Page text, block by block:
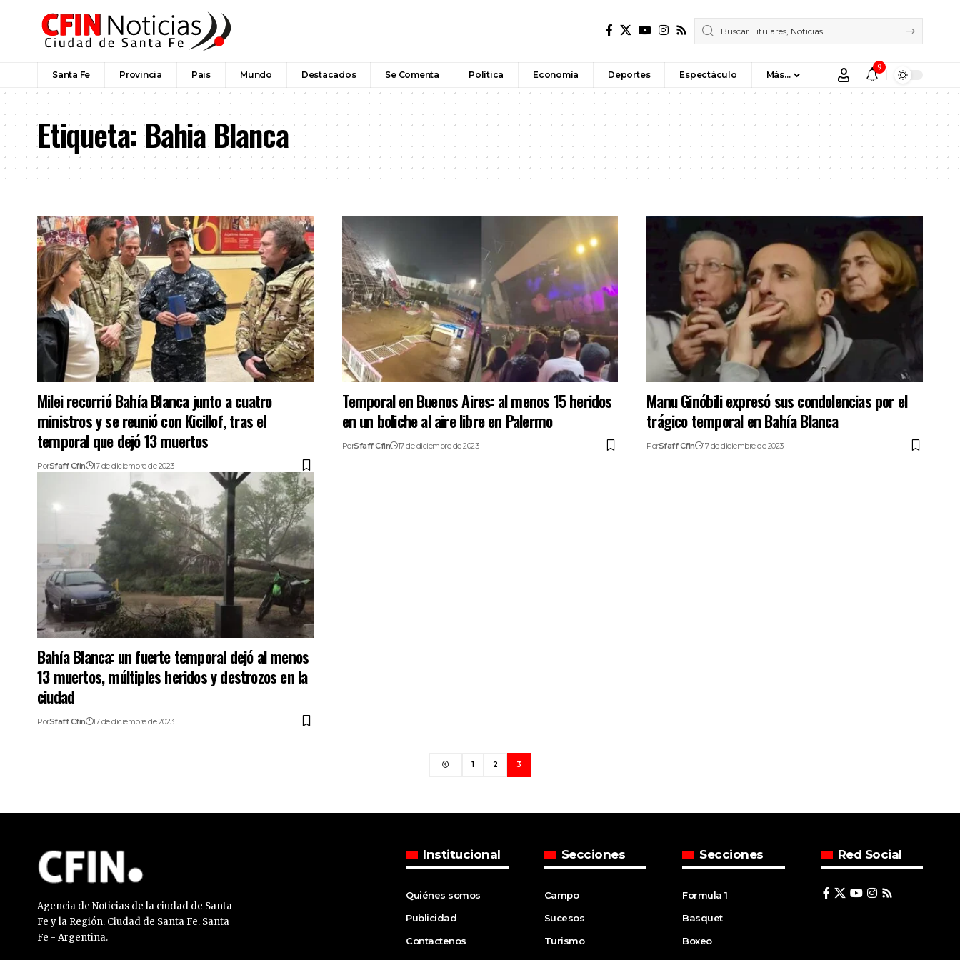
Santa Fe Provincia Pais Mundo Destacados Se Comenta Política Economía Deportes Espectáculo Más…
9
Etiqueta:Bahia Blanca
Milei recorrió Bahía Blanca junto a cuatro
ministros y se reunió con Kicillof, tras el
temporal que dejó 13 muertos
PorSfaff Cfin 17 de diciembre de 2023
Temporal en Buenos Aires: al menos 15 heridos
en un boliche al aire libre en Palermo
PorSfaff Cfin 17 de diciembre de 2023
Manu Ginóbili expresó sus condolencias por el
trágico temporal en Bahía Blanca
PorSfaff Cfin 17 de diciembre de 2023
Bahía Blanca: un fuerte temporal dejó al menos
13 muertos, múltiples heridos y destrozos en la
ciudad
PorSfaff Cfin 17 de diciembre de 2023
1 2 3
Agencia de Noticias de la ciudad de Santa
Fe y la Región. Ciudad de Santa Fe. Santa
Fe - Argentina.
Institucional
Quiénes somos
Publicidad
Contactenos
Secciones
Campo
Sucesos
Turismo
Secciones
Formula 1
Basquet
Boxeo
Red Social